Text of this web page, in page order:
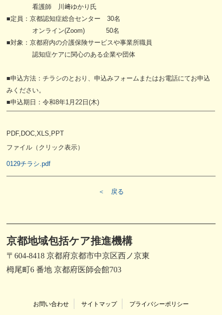
看護師 川﨑ゆかり氏
■定員：京都認知症総合センター 30名
オンライン(Zoom) 50名
■対象：京都府内の介護保険サービスや事業所職員
認知症ケアに関心のある企業や団体
■申込方法：チラシのとおり、申込みフォームまたはお電話にてお申込
みください。
■申込期日：令和8年1月22日(木)
PDF,DOC,XLS,PPT
ファイル（クリック表示）
0129チラシ.pdf
＜ 戻る
京都地域包括ケア推進機構
〒604-8418 京都府京都市中京区西ノ京東
栂尾町6 番地 京都府医師会館703
お問い合わせ サイトマップ プライバシーポリシー